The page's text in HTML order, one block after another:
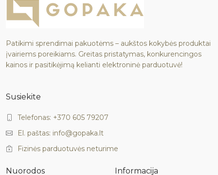
Patikimi sprendimai pakuotėms – aukštos kokybės produktai
įvairiems poreikiams. Greitas pristatymas, konkurencingos
kainos ir pasitikėjimą kelianti elektroninė parduotuvė!
Susiekite
Telefonas: +370 605 79207
El. paštas: info@gopaka.lt
Fizinės parduotuvės neturime
Nuorodos Informacija